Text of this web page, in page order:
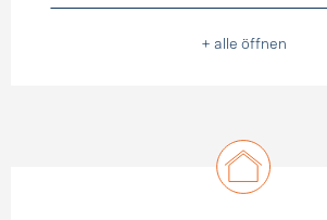
+ alle öffnen